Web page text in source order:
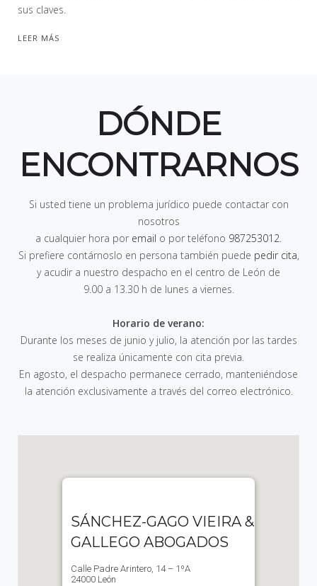
sus claves.
LEER MÁS
DÓNDE
ENCONTRARNOS
Si usted tiene un problema jurídico puede contactar con
nosotros
a cualquier hora por email o por teléfono 987253012.
Si prefiere contárnoslo en persona también puede pedir cita,
y acudir a nuestro despacho en el centro de León de
9.00 a 13.30 h de lunes a viernes.
Horario de verano:
Durante los meses de junio y julio, la atención por las tardes
se realiza únicamente con cita previa.
En agosto, el despacho permanece cerrado, manteniéndose
la atención exclusivamente a través del correo electrónico.
SÁNCHEZ-GAGO VIEIRA &
GALLEGO ABOGADOS
Calle Padre Arintero, 14 – 1ºA
24000 León